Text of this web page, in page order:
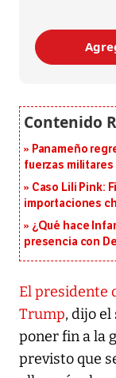
Panameño
fuerzas militares
Caso Lili Pink:
importaciones
¿Qué hace
presencia con
El presidente
Trump, dijo el
poner fin a la
previsto que